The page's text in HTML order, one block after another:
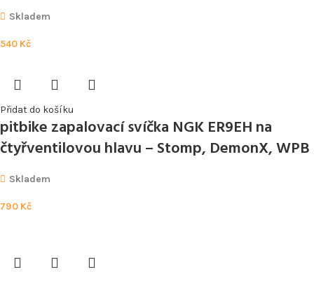
Skladem
540 Kč
Přidat do košíku
pitbike zapalovací svíčka NGK ER9EH na
čtyřventilovou hlavu – Stomp, DemonX, WPB
Skladem
790 Kč